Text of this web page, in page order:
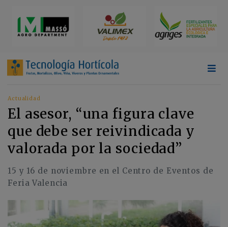
Actualidad
El asesor, “una figura clave
que debe ser reivindicada y
valorada por la sociedad”
15 y 16 de noviembre en el Centro de Eventos de
Feria Valencia